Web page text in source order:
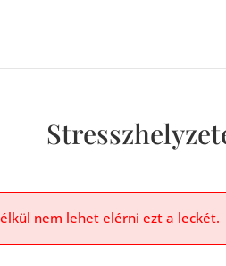
nem lehet elérni ezt a leckét.